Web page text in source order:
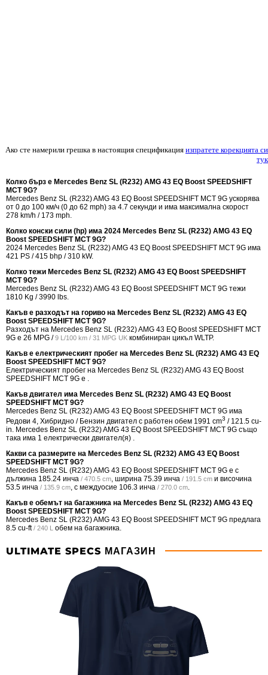
Ако сте намерили грешка в настоящия спецификация изпратете корекцията си
тук
Колко бърз е Mercedes Benz SL (R232) AMG 43 EQ Boost SPEEDSHIFT
MCT 9G?
Mercedes Benz SL (R232) AMG 43 EQ Boost SPEEDSHIFT MCT 9G ускорява
от 0 до 100 км/ч (0 до 62 mph) за 4.7 секунди и има максимална скорост
278 km/h / 173 mph.
Колко конски сили (hp) има 2024 Mercedes Benz SL (R232) AMG 43 EQ
Boost SPEEDSHIFT MCT 9G?
2024 Mercedes Benz SL (R232) AMG 43 EQ Boost SPEEDSHIFT MCT 9G има
421 PS / 415 bhp / 310 kW.
Колко тежи Mercedes Benz SL (R232) AMG 43 EQ Boost SPEEDSHIFT
MCT 9G?
Mercedes Benz SL (R232) AMG 43 EQ Boost SPEEDSHIFT MCT 9G тежи
1810 Kg / 3990 lbs.
Какъв е разходът на гориво на Mercedes Benz SL (R232) AMG 43 EQ
Boost SPEEDSHIFT MCT 9G?
Разходът на Mercedes Benz SL (R232) AMG 43 EQ Boost SPEEDSHIFT MCT
9G е 26 MPG /9 L/100 km / 31 MPG UK комбиниран цикъл WLTP.
Какъв е електрическият пробег на Mercedes Benz SL (R232) AMG 43 EQ
Boost SPEEDSHIFT MCT 9G?
Електрическият пробег на Mercedes Benz SL (R232) AMG 43 EQ Boost
SPEEDSHIFT MCT 9G е .
Какъв двигател има Mercedes Benz SL (R232) AMG 43 EQ Boost
SPEEDSHIFT MCT 9G?
Mercedes Benz SL (R232) AMG 43 EQ Boost SPEEDSHIFT MCT 9G има
Редови 4, Хибридно / Бензин двигател с работен обем 1991 cm3 / 121.5 cu-
in. Mercedes Benz SL (R232) AMG 43 EQ Boost SPEEDSHIFT MCT 9G също
така има 1 електрически двигател(я) .
Какви са размерите на Mercedes Benz SL (R232) AMG 43 EQ Boost
SPEEDSHIFT MCT 9G?
Mercedes Benz SL (R232) AMG 43 EQ Boost SPEEDSHIFT MCT 9G е с
дължина 185.24 инча / 470.5 cm , ширина 75.39 инча / 191.5 cm и височина
53.5 инча / 135.9 cm , с междуосие 106.3 инча / 270.0 cm
Какъв е обемът на багажника на Mercedes Benz SL (R232) AMG 43 EQ
Boost SPEEDSHIFT MCT 9G?
Mercedes Benz SL (R232) AMG 43 EQ Boost SPEEDSHIFT MCT 9G предлага
8.5 cu-ft / 240 L обем на багажника.
ULTIMATE SPECS МАГАЗИН